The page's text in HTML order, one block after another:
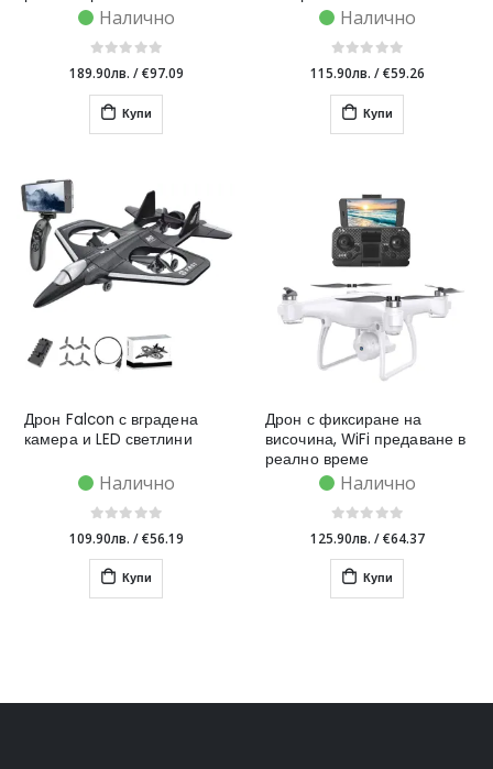
Налично
189.90лв. /€97.09
Купи
Налично
115.90лв. /€59.26
Купи
Дрон Falcon с вградена
камера и LED светлини
Налично
109.90лв. /€56.19
Купи
Дрон с фиксиране на
височина, WiFi предаване в
реално време
Налично
125.90лв. /€64.37
Купи